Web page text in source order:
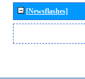
[Newsflashes]